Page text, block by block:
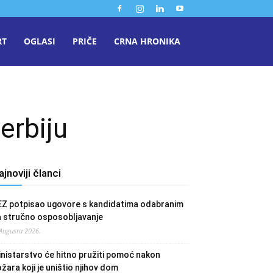
OGLASI PRIČE CRNA HRONIKA
članci
potpisao ugovore s kandidatima odabranim
stručno osposobljavanje
2026.
će hitno pružiti pomoć nakon
koji je uništio njihov dom